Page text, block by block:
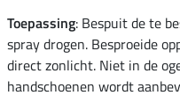
Toepassing: Bespuit de te
spray drogen. Besproeide
direct zonlicht. Niet in de
handschoenen wordt